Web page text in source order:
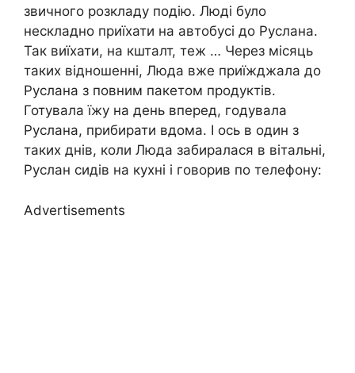
звичного розкладу подію. Люді було
нескладно приїхати на автобусі до Руслана.
Так виїхати, на кшталт, теж … Через місяць
таких відношенні, Люда вже приїжджала до
Руслана з повним пакетом продуктів.
Готувала їжу на день вперед, годувала
Руслана, прибирати вдома. І ось в один з
таких днів, коли Люда забиралася в вітальні,
Руслан сидів на кухні і говорив по телефону:
Advertisements